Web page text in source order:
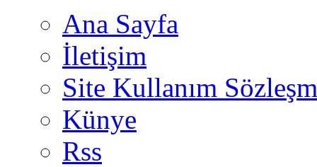
Ana Sayfa
İletişim
Site Kullanım
Künye
Rss